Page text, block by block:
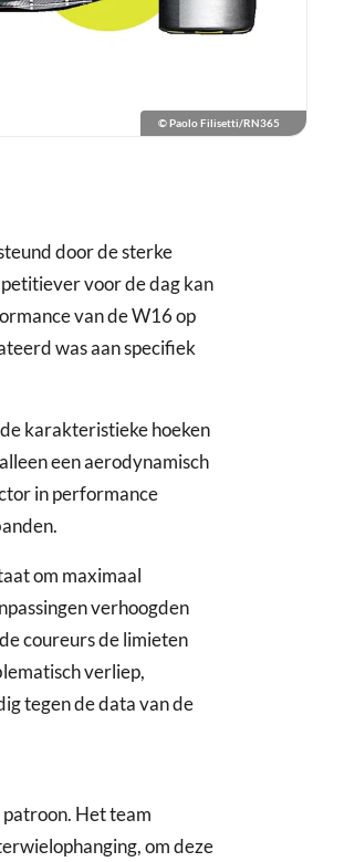
© Paolo Filisetti/RN365
door de sterke
voor de dag kan
van de W16 op
was aan specifiek
karakteristieke hoeken
een aerodynamisch
in performance
om maximaal
verhoogden
coureurs de limieten
verliep,
tegen de data van de
Het team
om deze